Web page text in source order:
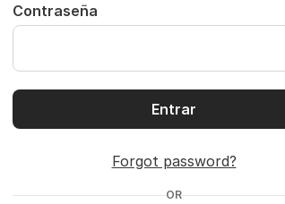
Contraseña
Entrar
Forgot password?
OR